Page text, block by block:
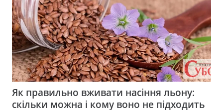
Як правильно вживати насіння льону:
скільки можна і кому воно не підходить